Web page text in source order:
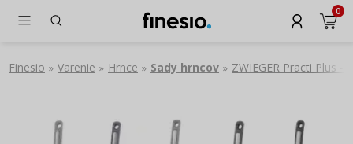
0
Finesio » Varenie » Hrnce » Sady hrncov » ZWIEGER Practi Plus